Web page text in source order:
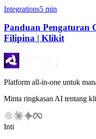
Integrations5 min
Panduan Pengaturan
Filipina | Klikit
Platform all-in-one untuk
Minta ringkasan AI tentang
Inti